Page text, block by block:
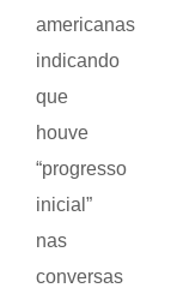
americanas
indicando
que
houve
“progresso
inicial”
nas
conversas